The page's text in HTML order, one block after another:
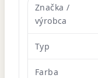
Značka /
výrobca
Typ
Farba